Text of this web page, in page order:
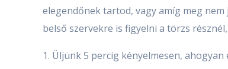
elegendőnek tartod, vagy amíg meg
belső szervekre is figyelni a törzs
1. Üljünk 5 percig kényelmesen,